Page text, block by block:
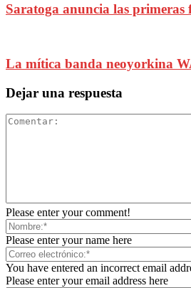
Saratoga anuncia las
La mítica banda neoyorkina
Dejar una respuesta
Please enter your comment!
Please enter your name here
You have entered an incorrect email
Please enter your email address here